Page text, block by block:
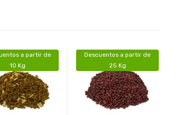
a partir de
10 Kg
Descuentos a partir de
25 Kg